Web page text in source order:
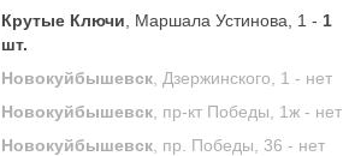
Крутые Ключи , Маршала Устинова, 1 - 1
шт.
Новокуйбышевск , Дзержинского, 1 - нет
Новокуйбышевск , пр-кт Победы, 1ж - нет
Новокуйбышевск , пр. Победы, 36 - нет